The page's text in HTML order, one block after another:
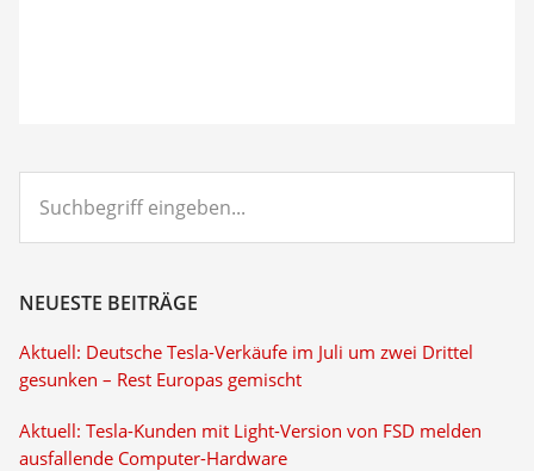
eingeben...
NEUESTE BEITRÄGE
Aktuell: Deutsche Tesla-Verkäufe im Juli um zwei Drittel
gesunken – Rest Europas gemischt
Aktuell: Tesla-Kunden mit Light-Version von FSD melden
ausfallende Computer-Hardware